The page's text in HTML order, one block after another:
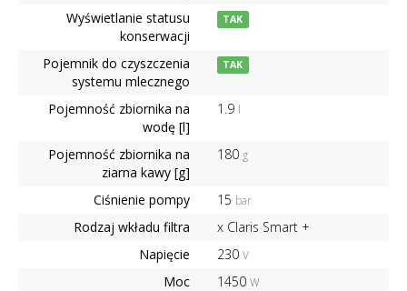
Wyświetlanie statusu
konserwacji
TAK
Pojemnik do czyszczenia
systemu mlecznego
TAK
Pojemność zbiornika na
wodę [l]
1.9 l
Pojemność zbiornika na
ziarna kawy [g]
180 g
Ciśnienie pompy 15 bar
Rodzaj wkładu filtra
x Claris Smart +
Napięcie
230 V
Moc 1450 W